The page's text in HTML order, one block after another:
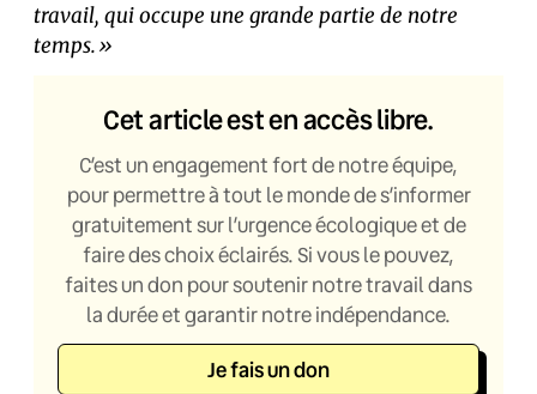
travail, qui occupe une grande partie de notre
temps.»
Cet article est en accès libre.
C’est un engagement fort de notre équipe,
pour permettre à tout le monde de s’informer
gratuitement sur l’urgence écologique et de
faire des choix éclairés. Si vous le pouvez,
faites un don pour soutenir notre travail dans
la durée et garantir notre indépendance.
Je fais un don